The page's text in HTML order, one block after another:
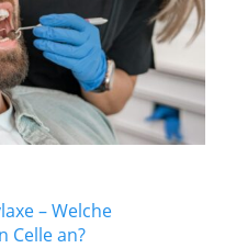
– Welche
Celle an?